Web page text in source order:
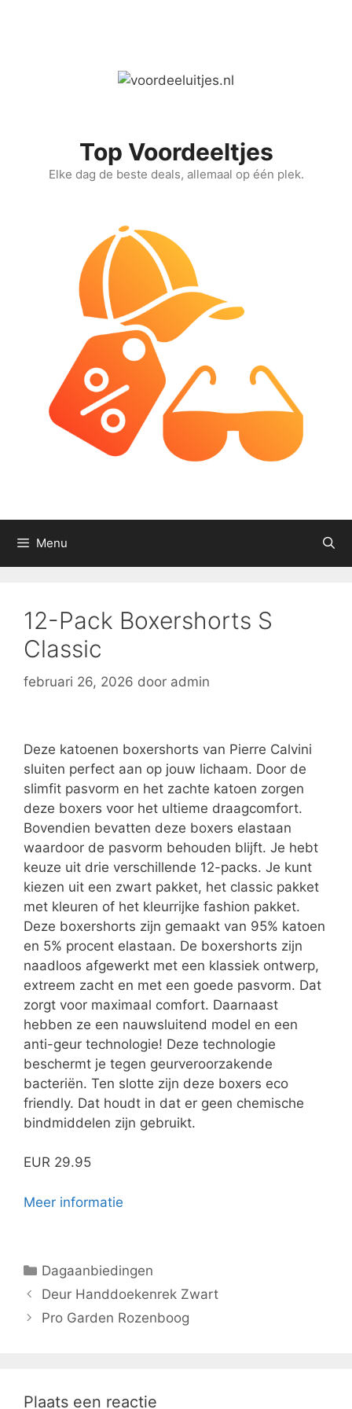
Top Voordeeltjes
Elke dag de beste deals, allemaal op één plek.
Menu
12-Pack Boxershorts S
Classic
februari 26, 2026 door admin
Deze katoenen boxershorts van Pierre Calvini
sluiten perfect aan op jouw lichaam. Door de
slimfit pasvorm en het zachte katoen zorgen
deze boxers voor het ultieme draagcomfort.
Bovendien bevatten deze boxers elastaan
waardoor de pasvorm behouden blijft. Je hebt
keuze uit drie verschillende 12-packs. Je kunt
kiezen uit een zwart pakket, het classic pakket
met kleuren of het kleurrijke fashion pakket.
Deze boxershorts zijn gemaakt van 95% katoen
en 5% procent elastaan. De boxershorts zijn
naadloos afgewerkt met een klassiek ontwerp,
extreem zacht en met een goede pasvorm. Dat
zorgt voor maximaal comfort. Daarnaast
hebben ze een nauwsluitend model en een
anti-geur technologie! Deze technologie
beschermt je tegen geurveroorzakende
bacteriën. Ten slotte zijn deze boxers eco
friendly. Dat houdt in dat er geen chemische
bindmiddelen zijn gebruikt.
EUR 29.95
Meer informatie
Categorieën
Dagaanbiedingen
Deur Handdoekenrek Zwart
Pro Garden Rozenboog
Plaats een reactie